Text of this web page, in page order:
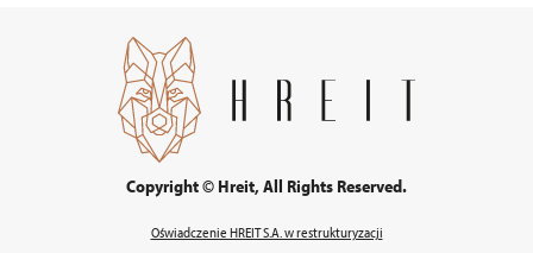
Copyright © Hreit, All Rights Reserved.
Oświadczenie HREIT S.A. w restrukturyzacji